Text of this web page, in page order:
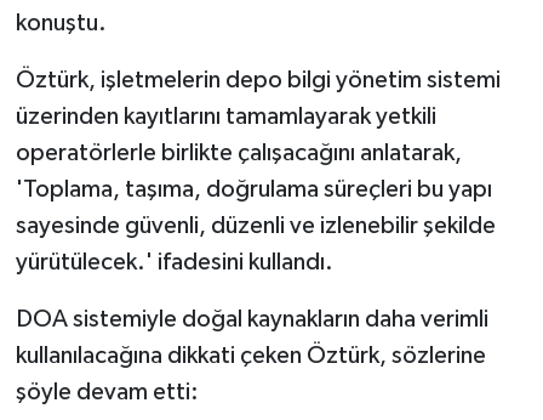
konuştu.
Öztürk, işletmelerin depo bilgi yönetim sistemi
üzerinden kayıtlarını tamamlayarak yetkili
operatörlerle birlikte çalışacağını anlatarak,
'Toplama, taşıma, doğrulama süreçleri bu yapı
sayesinde güvenli, düzenli ve izlenebilir şekilde
yürütülecek.' ifadesini kullandı.
DOA sistemiyle doğal kaynakların daha verimli
kullanılacağına dikkati çeken Öztürk, sözlerine
şöyle devam etti: